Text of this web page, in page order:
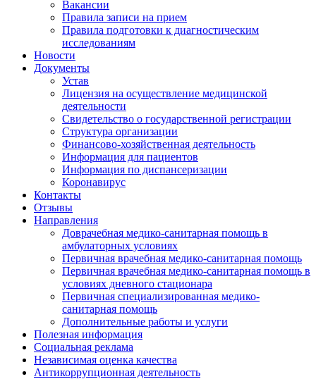
Вакансии
Правила записи на прием
Правила подготовки к диагностическим
исследованиям
Новости
Документы
Устав
Лицензия на осуществление медицинской
деятельности
Свидетельство о государственной регистрации
Структура организации
Финансово-хозяйственная деятельность
Информация для пациентов
Информация по диспансеризации
Коронавирус
Контакты
Отзывы
Направления
Доврачебная медико-санитарная помощь в
амбулаторных условиях
Первичная врачебная медико-санитарная помощь
Первичная врачебная медико-санитарная помощь в
условиях дневного стационара
Первичная специализированная медико-
санитарная помощь
Дополнительные работы и услуги
Полезная информация
Социальная реклама
Независимая оценка качества
Антикоррупционная деятельность